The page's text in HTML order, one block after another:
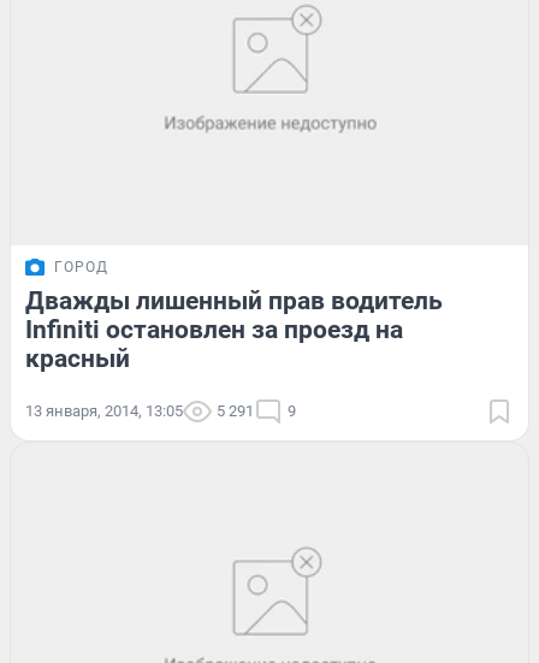
ГОРОД
Дважды лишенный прав водитель
Infiniti остановлен за проезд на
красный
13 января, 2014, 13:05 5 291 9